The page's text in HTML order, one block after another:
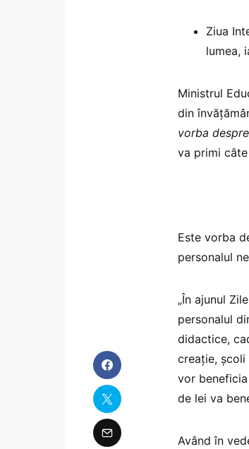
Ziua
lumea,
Ministrul
din
vorba
va primi
Este vorba
personalul
„În ajunul
personalul
didactice,
creație, școli
vor
de lei va
Având în